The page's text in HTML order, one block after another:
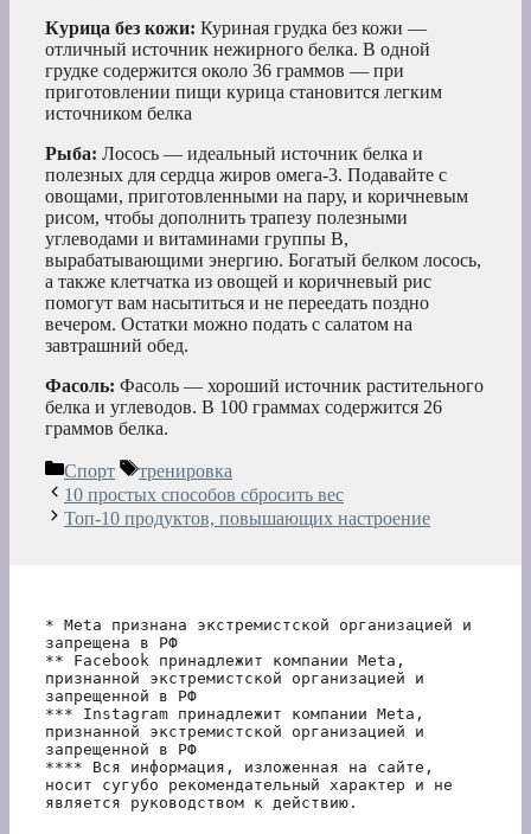
Курица без кожи: Куриная грудка без кожи —
отличный источник нежирного белка. В одной
грудке содержится около 36 граммов — при
приготовлении пищи курица становится легким
источником белка
Рыба: Лосось — идеальный источник белка и
полезных для сердца жиров омега-3. Подавайте с
овощами, приготовленными на пару, и коричневым
рисом, чтобы дополнить трапезу полезными
углеводами и витаминами группы В,
вырабатывающими энергию. Богатый белком лосось,
а также клетчатка из овощей и коричневый рис
помогут вам насытиться и не переедать поздно
вечером. Остатки можно подать с салатом на
завтрашний обед.
Фасоль: Фасоль — хороший источник растительного
белка и углеводов. В 100 граммах содержится 26
граммов белка.
Рубрики
Спорт Метки
тренировка
10 простых способов сбросить вес
Топ-10 продуктов, повышающих настроение
* Meta признана экстремистской организацией и
запрещена в РФ
** Facebook принадлежит компании Meta,
признанной экстремистской организацией и
запрещенной в РФ
*** Instagram принадлежит компании Meta,
признанной экстремистской организацией и
запрещенной в РФ
**** Вся информация, изложенная на сайте,
носит сугубо рекомендательный характер и не
является руководством к действию.